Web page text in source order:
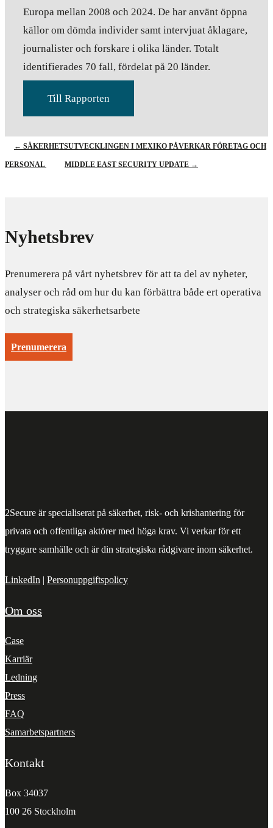
Europa mellan 2008 och 2024. De har använt öppna
källor om dömda individer samt intervjuat åklagare,
journalister och forskare i olika länder. Totalt
identifierades 70 fall, fördelat på 20 länder.
Till Rapporten
← SÄKERHETSUTVECKLINGEN I MEXIKO PÅVERKAR FÖRETAG OCH
PERSONAL MIDDLE EAST SECURITY UPDATE →
Nyhetsbrev
Prenumerera på vårt nyhetsbrev för att ta del av nyheter,
analyser och råd om hur du kan förbättra både ert operativa
och strategiska säkerhetsarbete
Prenumerera
2Secure är specialiserat på säkerhet, risk- och krishantering för
privata och offentliga aktörer med höga krav. Vi verkar för ett
tryggare samhälle och är din strategiska rådgivare inom säkerhet.
LinkedIn | Personuppgiftspolicy
Om oss
Case
Karriär
Ledning
Press
FAQ
Samarbetspartners
Kontakt
Box 34037
100 26 Stockholm